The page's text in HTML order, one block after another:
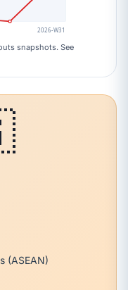
2026-W31
snapshots. See
(ASEAN)